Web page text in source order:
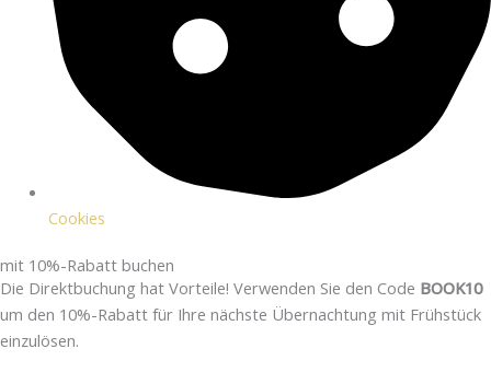
Cookies
mit 10%-Rabatt buchen
Die Direktbuchung hat Vorteile! Verwenden Sie den Code BOOK10
um den 10%-Rabatt für Ihre nächste Übernachtung mit Frühstück
einzulösen.